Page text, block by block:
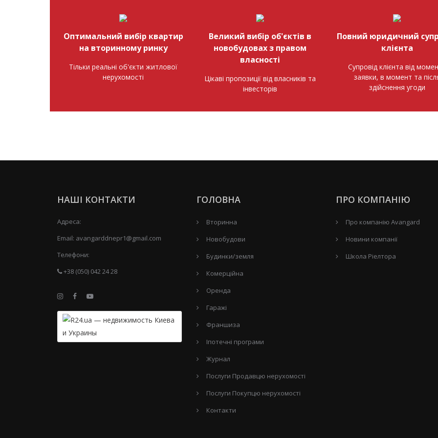
Оптимальний вибір квартир
на вторинному ринку
Тільки реальні об'єкти житлової
нерухомості
Великий вибір об'єктів в
новобудовах з правом
власності
Цікаві пропозиції від власників та
інвесторів
Повний юридичний
клієнта
Супровід клієнта від
заявки, в момент та
здійснення угоди
НАШІ КОНТАКТИ
Адреса:
Email: avangarddnepr1@gmail.com
Телефони:
+38 (050) 042 24 28
ГОЛОВНА
Вторинна
Новобудови
Будинки/земля
Комерційна
Оренда
Гаражі
Франшиза
Іпотечні програми
Журнал
Послуги Продавцю нерухомості
Послуги Покупцю нерухомості
Контакти
ПРО КОМПАНІЮ
Про компанію Avangard
Новини компанії
Школа Ріелтора